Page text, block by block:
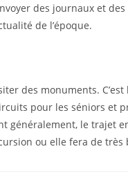
des journaux et
de l’époque.
des monuments.
pour les séniors et
généralement, le trajet
ou elle fera de